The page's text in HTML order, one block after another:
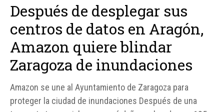
Después de desplegar sus
centros de datos en Aragón,
Amazon quiere blindar
Zaragoza de inundaciones
Amazon se une al Ayuntamiento de Zaragoza para
proteger la ciudad de inundaciones Después de una